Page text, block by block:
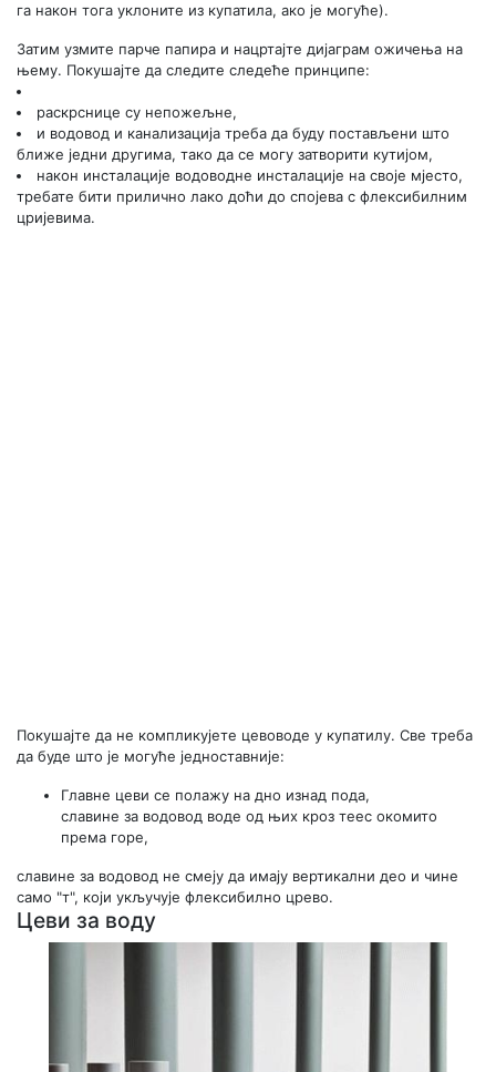
га након тога уклоните из купатила, ако је могуће).
Затим узмите парче папира и нацртајте дијаграм ожичења на
њему. Покушајте да следите следеће принципе:
раскрснице су непожељне,
и водовод и канализација треба да буду постављени што
ближе једни другима, тако да се могу затворити кутијом,
након инсталације водоводне инсталације на своје мјесто,
требате бити прилично лако доћи до спојева с флексибилним
цријевима.
Покушајте да не компликујете цевоводе у купатилу. Све треба
да буде што је могуће једноставније:
Главне цеви се полажу на дно изнад пода,
славине за водовод воде од њих кроз теес окомито
према горе,
славине за водовод не смеју да имају вертикални део и чине
само "т", који укључује флексибилно црево.
Цеви за воду